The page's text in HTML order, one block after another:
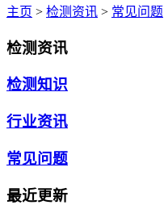
主页 > 检测资讯 > 常见问题
检测资讯
检测知识
行业资讯
常见问题
最近更新